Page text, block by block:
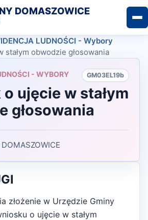
DOMASZOWICE
LUDNOŚCI - Wybory
stałym obwodzie głosowania
- WYBORY GM03EL19b
ujęcie w stałym
głosowania
złożenie w Urzędzie Gminy
o ujęcie w stałym